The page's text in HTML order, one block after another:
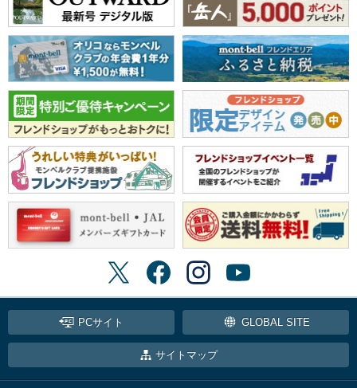
PCサイト GLOBAL SITE
サイトマップ